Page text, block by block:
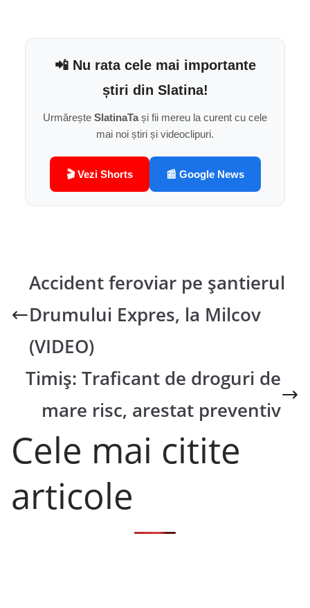
📲 Nu rata cele mai importante
știri din Slatina!
Urmărește SlatinaTași fii mereu la curent cu cele
mai noi știri și videoclipuri.
🎬 Vezi Shorts 📰 Google News
Accident feroviar pe șantierul
Drumului Expres, la Milcov
(VIDEO)
Timiş: Traficant de droguri de
mare risc, arestat preventiv
Cele mai citite
articole